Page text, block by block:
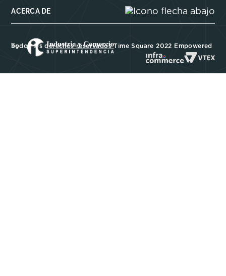
ACERCA DE
Todos los derechos reservados Time Square 2022 Empowered by